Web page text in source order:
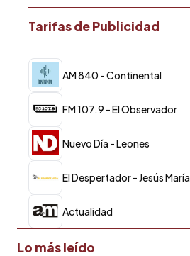
Tarifas de Publicidad
AM 840 - Continental
FM 107.9 - El Observador
Nuevo Día - Leones
El Despertador - Jesús María
Actualidad
Lo más leído